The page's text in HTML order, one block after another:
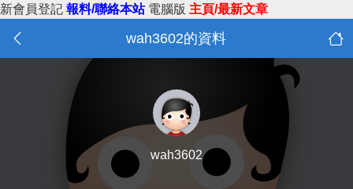
新會員登記 報料/聯絡本站 電腦版 主頁/最新文章
wah3602的資料
wah3602